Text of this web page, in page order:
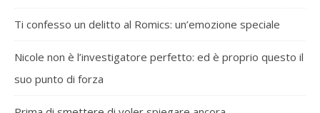
Ti confesso un delitto al Romics: un’emozione speciale
Nicole non è l’investigatore perfetto: ed è proprio questo il
suo punto di forza